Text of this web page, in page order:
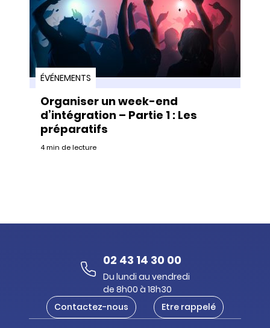
ÉVÉNEMENTS
Organiser un week-end
d’intégration – Partie 1 : Les
préparatifs
4 min de lecture
02 43 14 30 00
Du lundi au vendredi
de 8h00 à 18h30
Contactez-nous
Etre rappelé